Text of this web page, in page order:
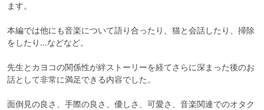
ます。
本編では他にも音楽について語り合ったり、猫と会話したり、掃除
をしたり…などなど。
先生とカヨコの関係性が絆ストーリーを経てさらに深まった後のお
話として非常に満足できる内容でした。
面倒見の良さ、手際の良さ、優しさ、可愛さ、音楽関連でのオタク